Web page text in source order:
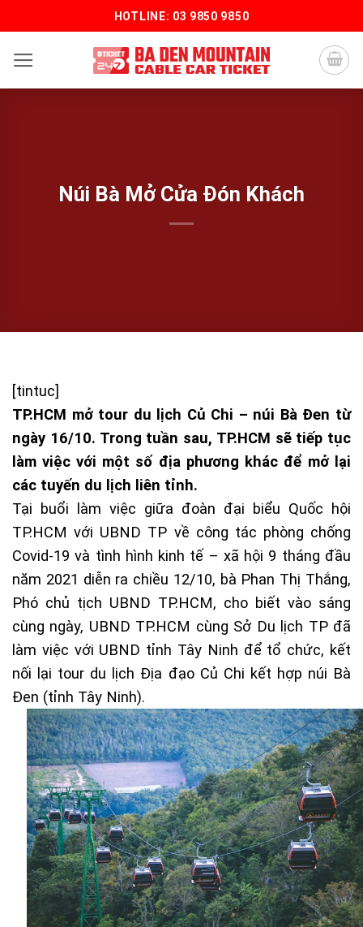
qua
nội
HOTLINE: 03 9850 9850
Núi Bà Mở Cửa Đón Khách
[tintuc]
TP.HCM mở tour du lịch Củ Chi – núi Bà Đen từ
ngày 16/10. Trong tuần sau, TP.HCM sẽ tiếp tục
làm việc với một số địa phương khác để mở lại
các tuyến du lịch liên tỉnh.
Tại buổi làm việc giữa đoàn đại biểu Quốc hội
TP.HCM với UBND TP về công tác phòng chống
Covid-19 và tình hình kinh tế – xã hội 9 tháng đầu
năm 2021 diễn ra chiều 12/10, bà Phan Thị Thắng,
Phó chủ tịch UBND TP.HCM, cho biết vào sáng
cùng ngày, UBND TP.HCM cùng Sở Du lịch TP đã
làm việc với UBND tỉnh Tây Ninh để tổ chức, kết
nối lại tour du lịch Địa đạo Củ Chi kết hợp núi Bà
Đen (tỉnh Tây Ninh).